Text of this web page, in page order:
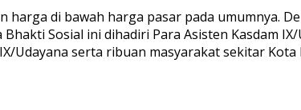
di bawah harga pasar pada umumnya.
Sosial ini dihadiri Para Asisten Kasdam IX/
Udayana serta ribuan masyarakat sekitar Kota